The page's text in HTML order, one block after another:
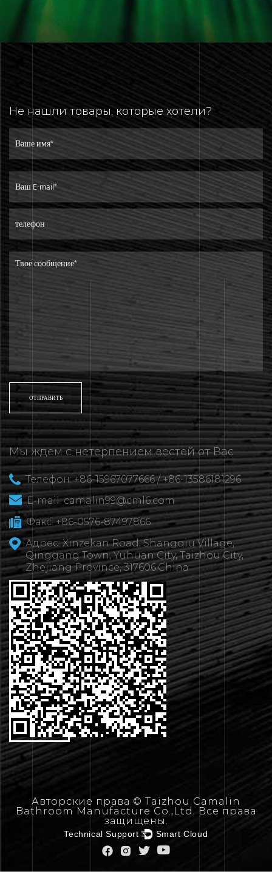
Не нашли товары, которые хотели?
Мы ждем с нетерпением вестей от Вас
Телефон: +86-15967077666 / +86-13586181296
E-mail:camalin99@cml6.com
Факс: +86-0576-87497866
Адрес: Xinzekan Road, Shangqiu Village,
Qinggang Town, Yuhuan City, Taizhou City,
Zhejiang Province, 317606.China
Авторские права © Taizhou Camalin
Bathroom Manufacture Co.,Ltd. Все права
защищены.
Technical Support ： Smart Cloud